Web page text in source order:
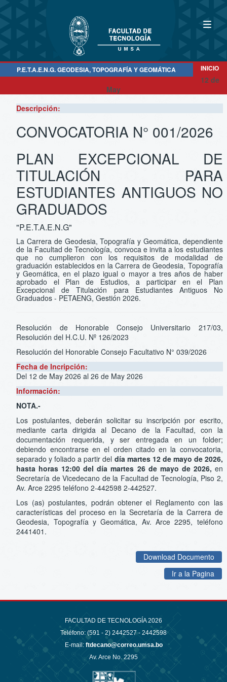
P.E.T.A.E.N.G. GEODESIA, TOPOGRAFÍA Y GEOMÁTICA INICIO
12 de
May
Descripción:
CONVOCATORIA N° 001/2026
PLAN EXCEPCIONAL DE
TITULACIÓN PARA
ESTUDIANTES ANTIGUOS NO
GRADUADOS
"P.E.T.A.E.N.G"
La Carrera de Geodesia, Topografía y Geomática, dependiente
de la Facultad de Tecnología, convoca e invita a los estudiantes
que no cumplieron con los requisitos de modalidad de
graduación establecidos en la Carrera de Geodesia, Topografía
y Geomática, en el plazo igual o mayor a tres años de haber
aprobado el Plan de Estudios, a participar en el Plan
Excepcional de Titulación para Estudiantes Antiguos No
Graduados - PETAENG, Gestión 2026.
Resolución de Honorable Consejo Universitario 217/03,
Resolución del H.C.U. Nº 126/2023
Resolución del Honorable Consejo Facultativo N° 039/2026
Fecha de Incripción:
Del 12 de May 2026 al 26 de May 2026
Información:
NOTA.-
Los postulantes, deberán solicitar su inscripción por escrito,
mediante carta dirigida al Decano de la Facultad, con la
documentación requerida, y ser entregada en un folder;
debiendo encontrarse en el orden citado en la convocatoria,
separado y foliado a partir del día martes 12 de mayo de 2026,
hasta horas 12:00 del día martes 26 de mayo de 2026, en
Secretaría de Vicedecano de la Facultad de Tecnología, Piso 2,
Av. Arce 2295 teléfono 2-442598 2-442527.
Los (as) postulantes, podrán obtener el Reglamento con las
características del proceso en la Secretaría de la Carrera de
Geodesia, Topografía y Geomática, Av. Arce 2295, teléfono
2441401.
Download Documento
Ir a la Pagina
FACULTAD DE TECNOLOGÍA 2026
Teléfono: (591 - 2) 2442527 - 2442598
E-mail: ftdecano@correo.umsa.bo
Av. Arce No. 2295